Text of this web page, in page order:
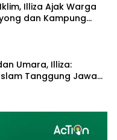
Illiza Ajak Warga
dan Kampung
Umara, Illiza:
Tanggung Jawab